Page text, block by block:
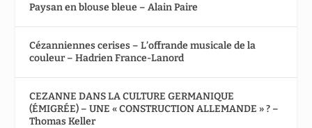
Paysan en blouse bleue – Alain Paire
Cézanniennes cerises – L’offrande musicale de la
couleur – Hadrien France-Lanord
CEZANNE DANS LA CULTURE GERMANIQUE
(ÉMIGRÉE) – UNE « CONSTRUCTION ALLEMANDE » ? –
Thomas Keller